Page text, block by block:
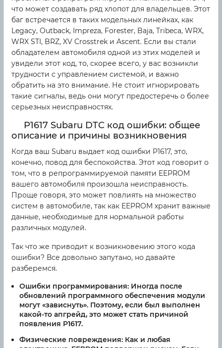
что может создавать ряд хлопот для владельцев. Этот
баг встречается в таких модельных линейках, как
Legacy, Outback, Impreza, Forester, Baja, Tribeca, WRX,
WRX STI, BRZ, XV Crosstrek и Ascent. Если вы стали
обладателем автомобиля одной из этих моделей и
увидели этот код, то, скорее всего, у вас возникли
трудности с управлением системой, и важно
обратить на это внимание. Не стоит игнорировать
такие сигналы, ведь они могут предостеречь о более
серьезных неисправностях.
P1617 Subaru DTC код ошибки: общее
описание и причины возникновения
Когда ваш Subaru выдает код ошибки P1617, это,
конечно, повод для беспокойства. Этот код говорит о
том, что в репрограммируемой памяти EEPROM
вашего автомобиля произошла неисправность.
Проще говоря, это может повлиять на множество
систем в автомобиле, так как EEPROM хранит важные
данные, необходимые для нормальной работы
различных модулей.
Так что же приводит к возникновению этого кода
ошибки? Все довольно запутано, но давайте
разберемся.
Ошибки программирования: Иногда после
обновлений программного обеспечения модули
могут «зависнуть». Поэтому, если был выполнен
какой-то апгрейд, это может стать причиной
появления P1617.
Физические повреждения: Как и любая